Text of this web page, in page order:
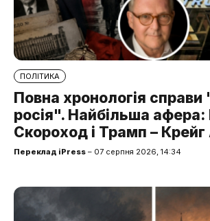
ПОЛІТИКА
Повна хронологія
росія". Найбільша афера:
Скороход і Трамп – Крейг
Переклад iPress – 07 серпня 2026, 14:34